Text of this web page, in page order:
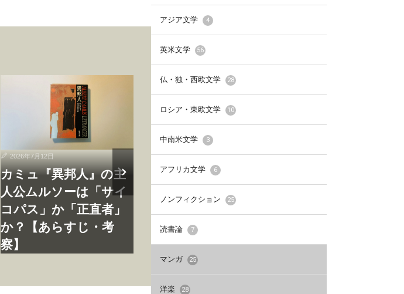
2026年7月12日
カミュ『異邦人』の主
人公ムルソーは「サイ
コパス」か「正直者」
か？【あらすじ・考
察】
2026年7月12日
《祝・文庫化》ガルシ
ア・マルケス『百年の
孤独』で海外文学の陶
酔に浸る【概要・感
想】
2026年7月12日
品】
アジア文学 4
英米文学 56
仏・独・西欧文学 28
ロシア・東欧文学 10
中南米文学 3
アフリカ文学 6
ノンフィクション 25
読書論 7
マンガ 25
洋楽 28